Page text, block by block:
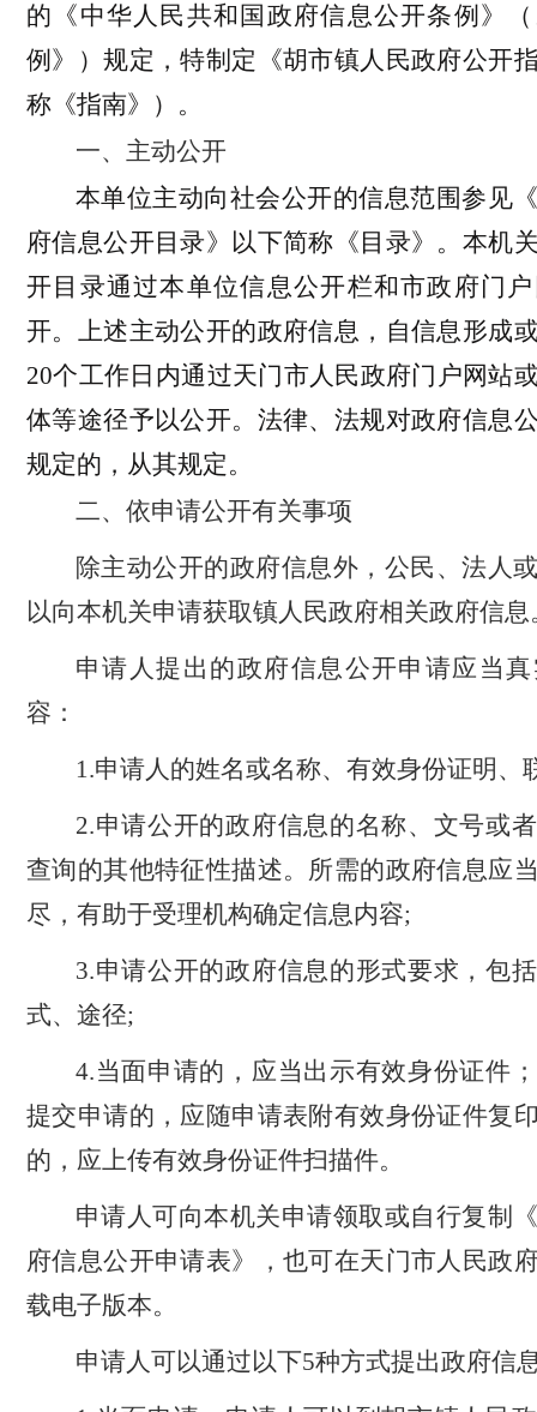
的《中华人民共和国政府信息公开条例》
例》）规定，特制定《胡市镇人民政府公开
称《指南》）。
一、主动公开
本单位主动向社会公开的信息范围参见
府信息公开目录》以下简称《目录》。本机
开目录通过本单位信息公开栏和市政府门
开。上述主动公开的政府信息，自信息形成
20个工作日内通过天门市人民政府门户网站
体等途径予以公开。法律、法规对政府信息
规定的，从其规定。
二、依申请公开有关事项
除主动公开的政府信息外，公民、法人
以向本机关申请获取镇人民政府相关政府信息
申请人提出的政府信息公开申请应当
容：
1.申请人的姓名或名称、有效身份证明、
2.申请公开的政府信息的名称、文号或
查询的其他特征性描述。所需的政府信息应
尽，有助于受理机构确定信息内容;
3.申请公开的政府信息的形式要求，包
式、途径;
4.当面申请的，应当出示有效身份证件
提交申请的，应随申请表附有效身份证件复
的，应上传有效身份证件扫描件。
申请人可向本机关申请领取或自行复制
府信息公开申请表》，也可在天门市人民政
载电子版本。
申请人可以通过以下5种方式提出政府信